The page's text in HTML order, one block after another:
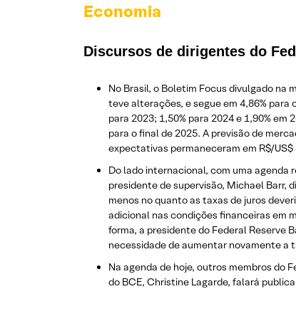
Economia
Discursos de dirigentes do
No Brasil, o Boletim Focus divulgado na
teve alterações, e segue em 4,86% para
para 2023; 1,50% para 2024 e 1,90%
para o final de 2025. A previsão de
expectativas permaneceram em R$/
Do lado internacional, com uma agenda
presidente de supervisão, Michael Barr,
menos no quanto as taxas de juros
adicional nas condições financeiras em
forma, a presidente do Federal Reserve
necessidade de aumentar novamente a
Na agenda de hoje, outros membros do
do BCE, Christine Lagarde, falará